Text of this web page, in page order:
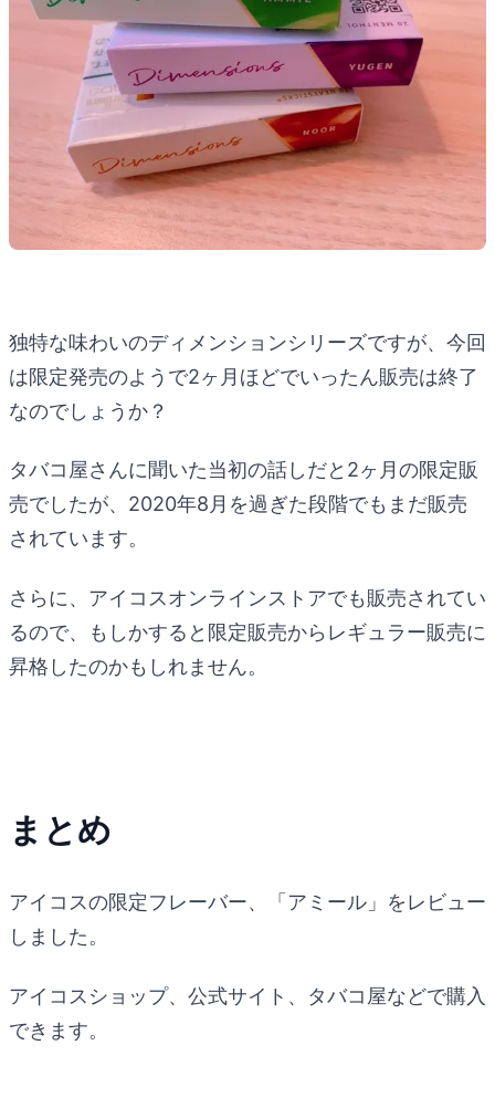
独特な味わいのディメンションシリーズですが、今回
は限定発売のようで2ヶ月ほどでいったん販売は終了
なのでしょうか？
タバコ屋さんに聞いた当初の話しだと2ヶ月の限定販
売でしたが、2020年8月を過ぎた段階でもまだ販売
されています。
さらに、アイコスオンラインストアでも販売されてい
るので、もしかすると限定販売からレギュラー販売に
昇格したのかもしれません。
まとめ
アイコスの限定フレーバー、「アミール」をレビュー
しました。
アイコスショップ、公式サイト、タバコ屋などで購入
できます。